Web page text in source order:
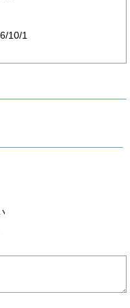
10/1